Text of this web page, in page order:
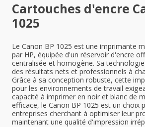
Cartouches d'encre
1025
Le Canon BP 1025 est une imprimante
par HP, équipée d'un réservoir d'encre
centralisée et homogène. Sa
des résultats nets et professionnels à
Grâce à sa conception robuste, cette
pour les environnements de travail
capacité à imprimer en noir et blanc de
efficace, le Canon BP 1025 est un choix
entreprises cherchant à optimiser leur
maintenant une qualité d'impression